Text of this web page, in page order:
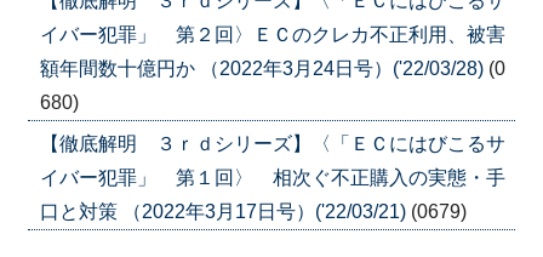
イバー犯罪」 第２回〉ＥＣのクレカ不正利用、被害
額年間数十億円か （2022年3月24日号）('22/03/28) (0
680)
【徹底解明 ３ｒｄシリーズ】〈「ＥＣにはびこるサ
イバー犯罪」 第１回〉 相次ぐ不正購入の実態・手
口と対策 （2022年3月17日号）('22/03/21) (0679)